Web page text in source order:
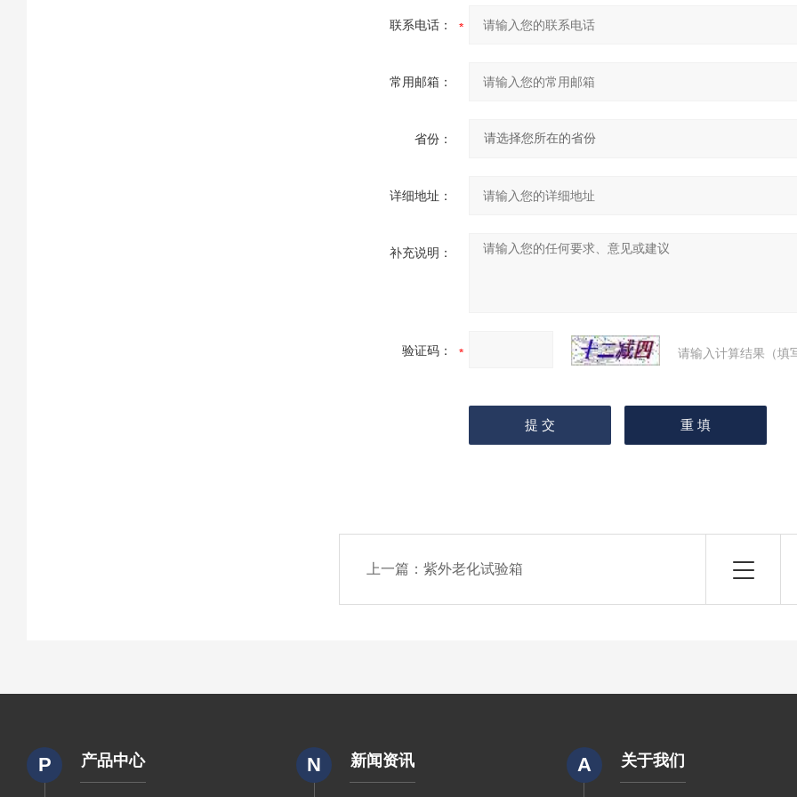
联系电话：
常用邮箱：
省份：
详细地址：
补充说明：
验证码： 请输入计算结果（填
上一篇：紫外老化试验箱
P 产品中心 N 新闻资讯 A 关于我们